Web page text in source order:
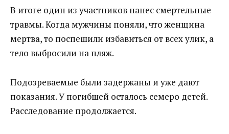
В итоге один из участников нанес смертельные
травмы. Когда мужчины поняли, что женщина
мертва, то поспешили избавиться от всех улик, а
тело выбросили на пляж.
Подозреваемые были задержаны и уже дают
показания. У погибшей осталось семеро детей.
Расследование продолжается.